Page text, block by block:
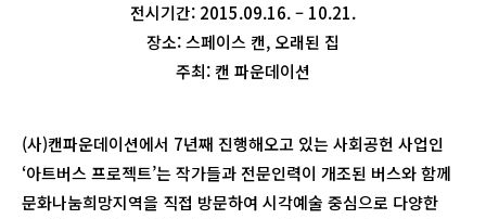
전시기간: 2015.09.16. – 10.21.
장소: 스페이스 캔, 오래된 집
주최: 캔 파운데이션
(사)캔파운데이션에서 7년째 진행해오고 있는 사회공헌 사업인
‘아트버스 프로젝트’는 작가들과 전문인력이 개조된 버스와 함께
문화나눔희망지역을 직접 방문하여 시각예술 중심으로 다양한